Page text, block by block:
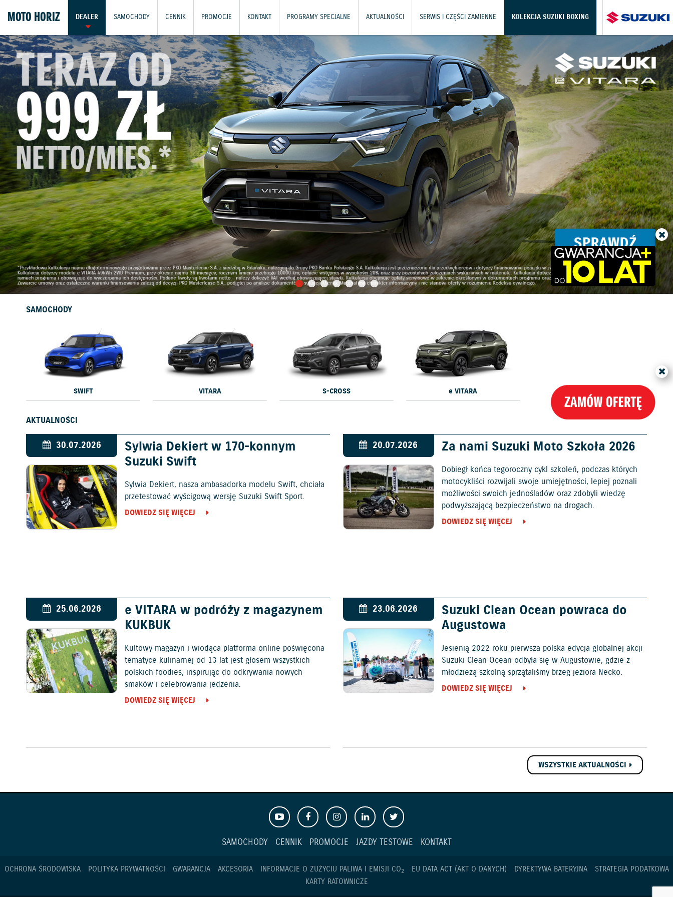
MOTO HORIZ DEALER SAMOCHODY CENNIK PROMOCJE KONTAKT PROGRAMY SPECJALNE AKTUALNOŚCI SERWIS I CZĘŚCI ZAMIENNE KOLEKCJA SUZUKI BOXING
DOWIEDZ SIĘ WIĘCEJ
SAMOCHODY
SWIFT VITARA S-CROSS e VITARA
AKTUALNOŚCI
30.07.2026
Sylwia Dekiert w 170-konnym
Suzuki Swift
Sylwia Dekiert, nasza ambasadorka modelu Swift, chciała
przetestować wyścigową wersję Suzuki Swift Sport.
DOWIEDZ SIĘ WIĘCEJ
20.07.2026 Za nami Suzuki Moto Szkoła 2026
Dobiegł końca tegoroczny cykl szkoleń, podczas których
motocykliści rozwijali swoje umiejętności, lepiej poznali
możliwości swoich jednośladów oraz zdobyli wiedzę
podwyższającą bezpieczeństwo na drogach.
DOWIEDZ SIĘ WIĘCEJ
25.06.2026
e VITARA w podróży z magazynem
KUKBUK
Kultowy magazyn i wiodąca platforma online poświęcona
tematyce kulinarnej od 13 lat jest głosem wszystkich
polskich foodies, inspirując do odkrywania nowych
smaków i celebrowania jedzenia.
DOWIEDZ SIĘ WIĘCEJ
23.06.2026
Suzuki Clean Ocean powraca do
Augustowa
Jesienią 2022 roku pierwsza polska edycja globalnej akcji
Suzuki Clean Ocean odbyła się w Augustowie, gdzie z
młodzieżą szkolną sprzątaliśmy brzeg jeziora Necko.
DOWIEDZ SIĘ WIĘCEJ
WSZYSTKIE AKTUALNOŚCI
SAMOCHODY CENNIK PROMOCJE JAZDY TESTOWE KONTAKT
OCHRONA ŚRODOWISKA POLITYKA PRYWATNOŚCI GWARANCJA AKCESORIA INFORMACJE O ZUŻYCIU PALIWA I EMISJI CO2 EU DATA ACT (AKT O DANYCH) DYREKTYWA BATERYJNA
STRATEGIA PODATKOWA
KARTY RATOWNICZE